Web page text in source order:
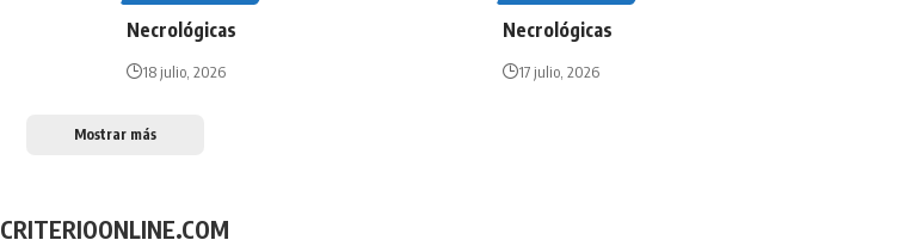
Necrológicas
18 julio, 2026
Necrológicas
17 julio, 2026
Mostrar más
CRITERIOONLINE.COM